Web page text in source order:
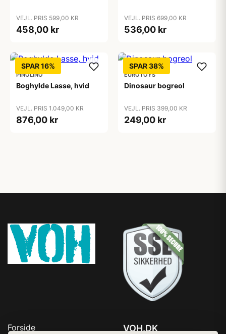
VEJL. PRIS 599,00 KR
458,00 kr
VEJL. PRIS 699,00 KR
536,00 kr
SPAR 16%
PINOLINO
Boghylde Lasse, hvid
VEJL. PRIS 1.049,00 KR
876,00 kr
SPAR 38%
EUROTOYS
Dinosaur bogreol
VEJL. PRIS 399,00 KR
249,00 kr
Forside VOH.DK